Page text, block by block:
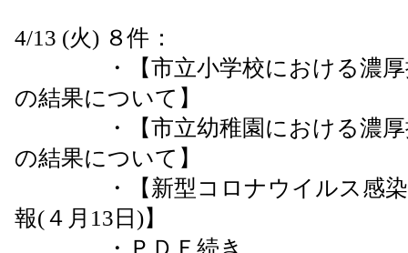
4/13 (火) ８件：
・【市立小学校における濃厚接
の結果について】
・【市立幼稚園における濃厚接
の結果について】
・【新型コロナウイルス感染
報(４月13日)】